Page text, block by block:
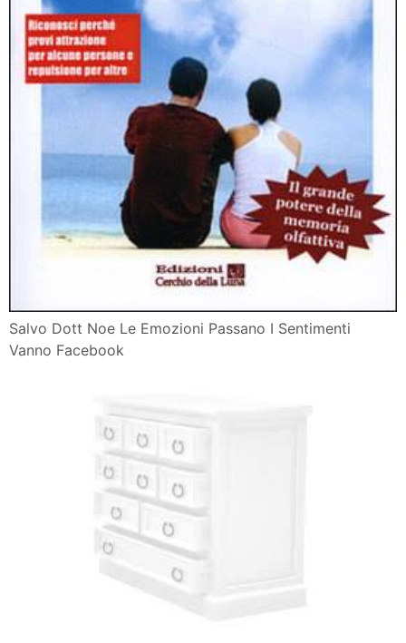
Salvo Dott Noe Le Emozioni Passano I Sentimenti
Vanno Facebook